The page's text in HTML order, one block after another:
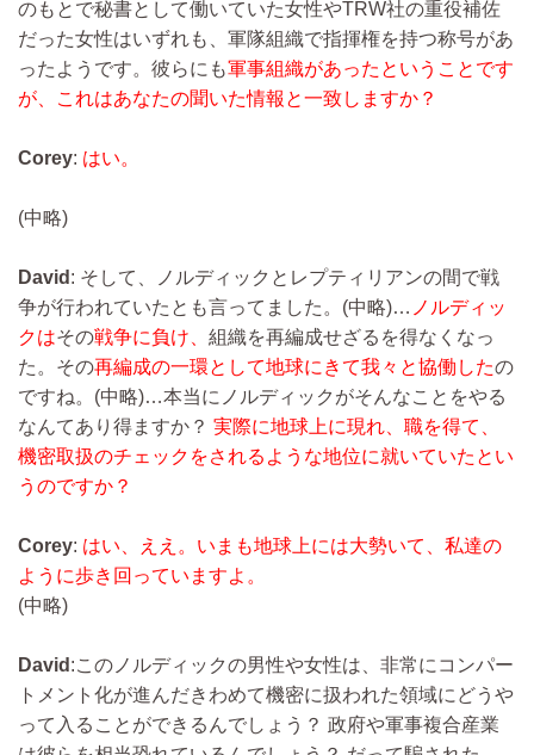
のもとで秘書として働いていた女性やTRW社の重役補佐
だった女性はいずれも、軍隊組織で指揮権を持つ称号があ
ったようです。彼らにも軍事組織があったということです
が、これはあなたの聞いた情報と一致しますか？
Corey: はい。
(中略)
David : そして、ノルディックとレプティリアンの間で戦
争が行われていたとも言ってました。 (中略)… ノルディッ
クはその戦争に負け、 組織を再編成せざるを得なくなっ
た。その再編成の一環として地球にきて我々と協働したの
ですね。 (中略)…本当にノルディックがそんなことをやる
なんてあり得ますか？ 実際に地球上に現れ、職を得て、
機密取扱のチェックをされるような地位に就いていたとい
うのですか？
Corey: はい、ええ。いまも地球上には大勢いて、私達の
ように歩き回っていますよ。
(中略)
David :このノルディックの男性や女性は、非常にコンパー
トメント化が進んだきわめて機密に扱われた領域にどうや
って入ることができるんでしょう？ 政府や軍事複合産業